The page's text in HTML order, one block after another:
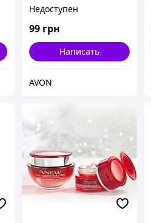
Avon, Эйвон, Ейвон
Недоступен
99 грн
Написать
AVON